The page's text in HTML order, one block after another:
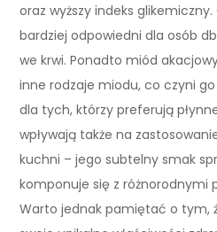
oraz wyższy indeks
bardziej odpowiedni dla osób
we krwi. Ponadto miód
inne rodzaje miodu, co czyni
dla tych, którzy preferują
wpływają także na
kuchni – jego subtelny smak
komponuje się z różnorodnymi
Warto jednak pamiętać o tym,